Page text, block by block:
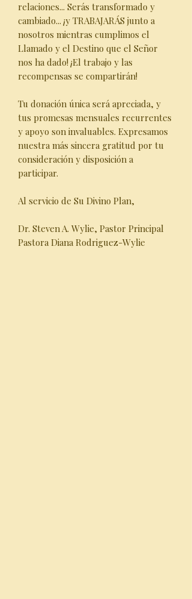
relaciones... Serás transformado y
cambiado... ¡y TRABAJARÁS junto a
nosotros mientras cumplimos el
Llamado y el Destino que el Señor
nos ha dado! ¡El trabajo y las
recompensas se compartirán!
Tu donación única será apreciada, y
tus promesas mensuales recurrentes
y apoyo son invaluables. Expresamos
nuestra más sincera gratitud por tu
consideración y disposición a
participar.
Al servicio de Su Divino Plan,
Dr. Steven A. Wylie, Pastor Principal
Pastora Diana Rodriguez-Wylie